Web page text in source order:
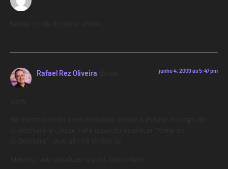
Rafael Rez Oliveira junho 4, 2009 às 5:47 pm